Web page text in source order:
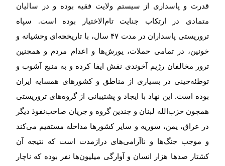
قدرت و پاسداری از سیستم ولایت فقیه بودە و در سالیان
متمادی در ارتکاب جنایت تام‌الاختیار بودە است. سپاه
تروریستی پاسداران در مدت ۴۷ سال، با تاریخچه‌ای وحشیانه و
خونین، در تمامی حملات، یورش‌ها و اعدام مردم و همچنین
ترور مخالفان رژیم آخوندی نقش ایفا کرده و به منبع آشوب و
توطئه‌چینی در بسیاری از مناطق و کشورهای همسایه ایران
بودە است. این نهاد با ایجاد و پشتیبانی از گروەهای تروریستی
همچون حزب‌الله لبنان و چندین گروه و جریان صاحب‌نفوذ دیگر
در عراق، یمن، سوریه و سایر کشورها مداخله مستقیم می‌کند
و موجب جنگ‌ها و ناآرامی‌های درازمدت است که نتیجه آن
کشتار صدها هزار انسان و آوارگی میلیون‌ها نفر بوده که ناچار